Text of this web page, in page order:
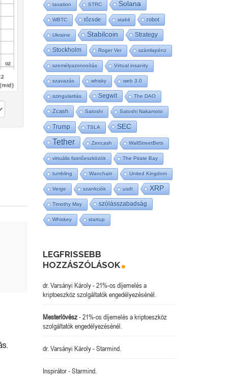
taxation STRC Solana
WBTC tőzsde stabil robot
Ukraine Stabilcoin Strategy
Stockholm Roger Ver számlapénz
személyazonosítás Virtual insanity
szavazás whisky web 3.0
szingularitás Segwit The DAO
Zcash Satoshi Satoshi Nakamoto
Trump TSLA SEC
Tether Zencash WallStreetBets
virtuális fizetőeszközök The Pirate Bay
tumbling Wanchain United Kingdom
Verge szankciók usdt XRP
Timothy May szólásszabadság
Whiskey startup
LEGFRISSEBB
HOZZÁSZÓLÁSOK
dr. Varsányi Károly-21%-os díjemelés a
kriptoeszköz szolgáltatók engedélyezésénél.
Mesterlövész-21%-os díjemelés a kriptoeszköz
szolgáltatók engedélyezésénél.
dr. Varsányi Károly-Starmind.
Inspirátor-Starmind.